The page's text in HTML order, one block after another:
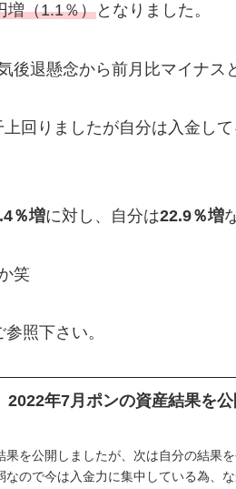
増（1.1％）となりました。
退懸念から前月比マイナス
回りましたが自分は入金し
％増に対し、自分は22.9％増
笑
照下さい。
2022年7月ポンの資産結果を
果を公開しましたが、次は自分の結果
なので今は入金力に集中している為、